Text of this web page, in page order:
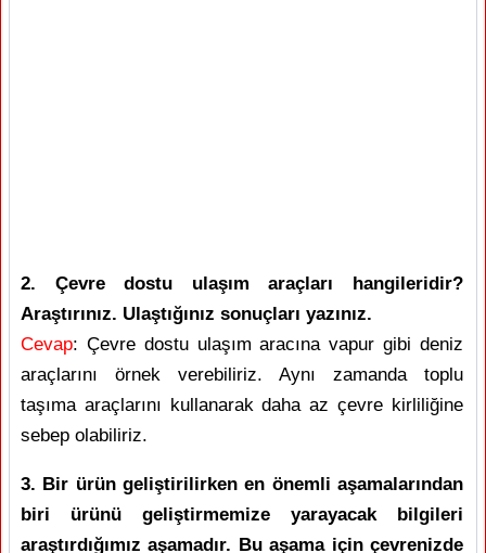
2. Çevre dostu ulaşım araçları hangileridir?
Araştırınız. Ulaştığınız sonuçları yazınız.
Cevap: Çevre dostu ulaşım aracına vapur gibi deniz
araçlarını örnek verebiliriz. Aynı zamanda toplu
taşıma araçlarını kullanarak daha az çevre kirliliğine
sebep olabiliriz.
3. Bir ürün geliştirilirken en önemli aşamalarından
biri ürünü geliştirmemize yarayacak bilgileri
araştırdığımız aşamadır. Bu aşama için çevrenizde